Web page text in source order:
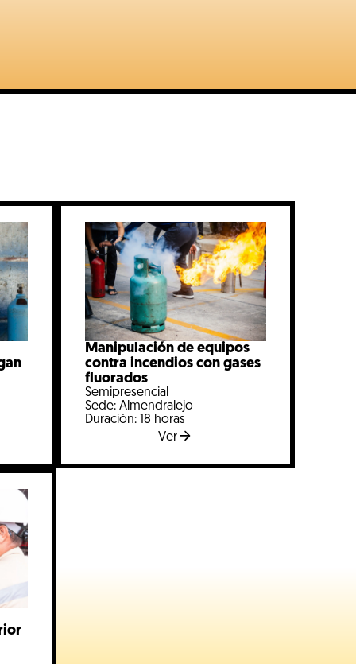
Manipulación de equipos
contra incendios con gases
fluorados
Semipresencial
Sede: Almendralejo
Duración: 18 horas
Ver